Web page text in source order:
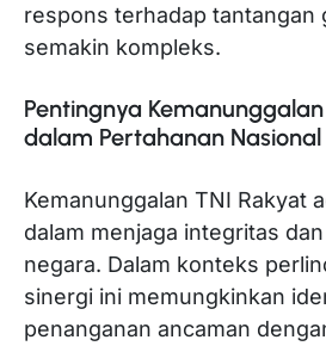
respons terhadap tantangan
semakin kompleks.
Pentingnya
dalam Pertahanan Nasional
Kemanunggalan TNI Rakyat
dalam menjaga integritas
negara. Dalam konteks
sinergi ini memungkinkan
penanganan ancaman